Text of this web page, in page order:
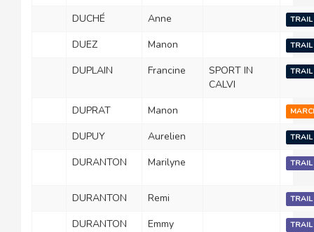
DUCHÉ Anne
DUEZ Manon
DUPLAIN Francine
SPORT IN
CALVI
DUPRAT Manon
DUPUY Aurelien
DURANTON Marilyne
DURANTON Remi
DURANTON Emmy